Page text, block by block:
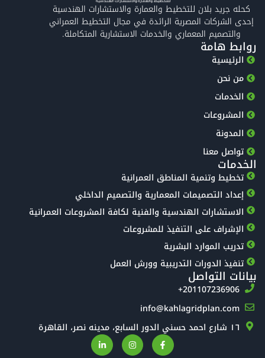
كحله جريد بلان للتخطيط والعمارة والاستشارات الهندسية
إحدى الشركات المصرية الرائدة في مجال التخطيط العمراني
والتصميم المعماري والخدمات الاستشارية المتكاملة.
روابط هامة
الرئيسية
من نحن
الخدمات
المشروعات
المدونة
تواصل معنا
الخدمات
تخطيط وتنمية المناطق العمرانية
إعداد التصميمات المعمارية والتصميم الداخلي
الاستشارات الهندسية والفنية لكافة المشروعات العمرانية
الإشراف على التنفيذ للمشروعات
تدريب الموارد البشرية
تنفيذ الدورات التدريبية وورش العمل
بيانات التواصل
‎+201107236906
info@kahlagridplan.com
١٦ شارع احمد حسني الدور السابع، مدينه نصر، القاهرة